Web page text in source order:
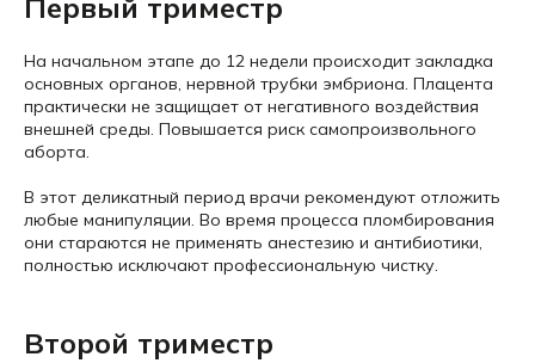
Первый триместр
На начальном этапе до 12 недели происходит закладка
основных органов, нервной трубки эмбриона. Плацента
практически не защищает от негативного воздействия
внешней среды. Повышается риск самопроизвольного
аборта.
В этот деликатный период врачи рекомендуют отложить
любые манипуляции. Во время процесса пломбирования
они стараются не применять анестезию и антибиотики,
полностью исключают профессиональную чистку.
Второй триместр